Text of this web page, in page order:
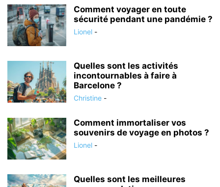
Comment voyager en toute
sécurité pendant une pandémie ?
Lionel -
Quelles sont les activités
incontournables à faire à
Barcelone ?
Christine -
Comment immortaliser vos
souvenirs de voyage en photos ?
Lionel -
Quelles sont les meilleures